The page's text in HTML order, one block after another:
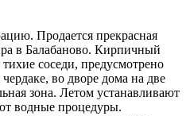
Продается прекрасная
в Балабаново. Кирпичный
соседи, предусмотрено
во дворе дома на две
зона. Летом устанавливают
водные процедуры.